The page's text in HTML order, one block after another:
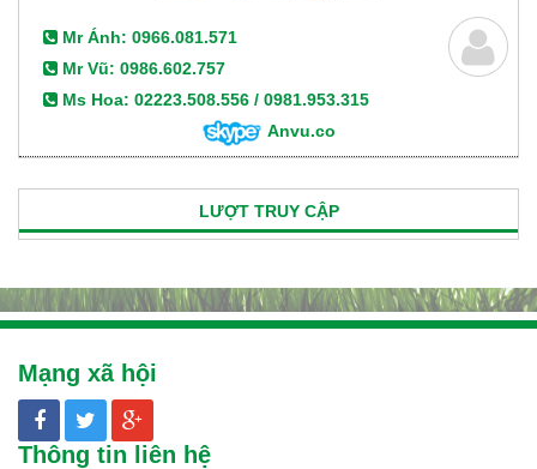
Mr Ánh: 0966.081.571
Mr Vũ: 0986.602.757
Ms Hoa: 02223.508.556 / 0981.953.315
Anvu.co
LƯỢT TRUY CẬP
Mạng xã hội
Thông tin liên hệ